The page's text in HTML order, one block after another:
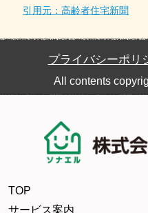
引用元：高齢者住宅新聞
プライバシーポリ
All contents
TOP
サービス案内